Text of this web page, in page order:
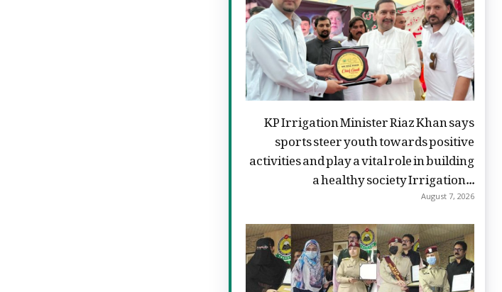
KP Irrigation Minister Riaz Khan says
sports steer youth towards positive
activities and play a vital role in building
a healthy society Irrigation...
August 7, 2026